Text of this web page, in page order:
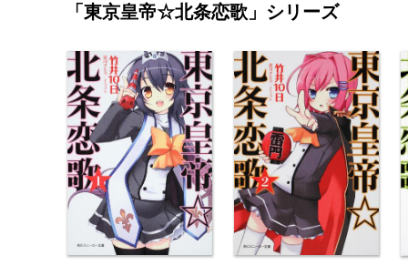
「東京皇帝☆北条恋歌」シリーズ